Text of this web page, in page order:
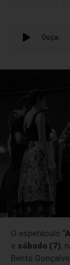
Ouça:
O espetáculo
e sábado (7),
Bento